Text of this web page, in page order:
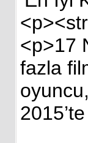
<p>17
fazla